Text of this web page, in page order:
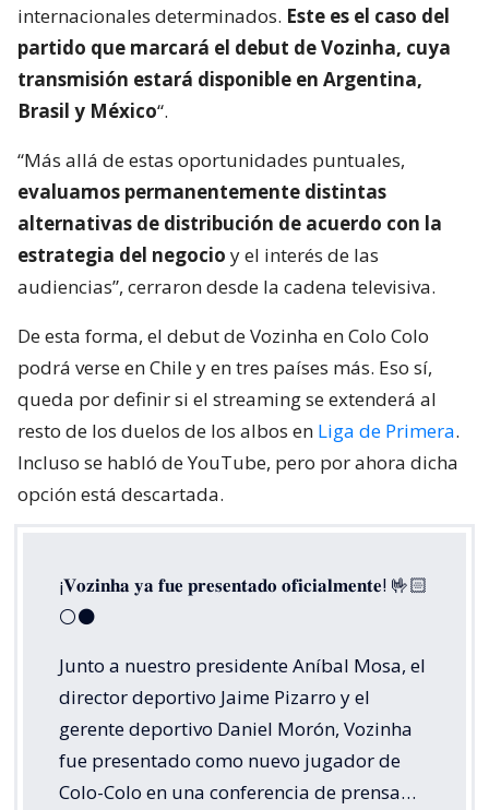
internacionales determinados. Este es el caso del
partido que marcará el debut de Vozinha, cuya
transmisión estará disponible en Argentina,
Brasil y México“.
“Más allá de estas oportunidades puntuales,
evaluamos permanentemente distintas
alternativas de distribución de acuerdo con la
estrategia del negocio y el interés de las
audiencias”, cerraron desde la cadena televisiva.
De esta forma, el debut de Vozinha en Colo Colo
podrá verse en Chile y en tres países más. Eso sí,
queda por definir si el streaming se extenderá al
resto de los duelos de los albos en Liga de Primera.
Incluso se habló de YouTube, pero por ahora dicha
opción está descartada.
¡𝐕𝐨𝐳𝐢𝐧𝐡𝐚 𝐲𝐚 𝐟𝐮𝐞 𝐩𝐫𝐞𝐬𝐞𝐧𝐭𝐚𝐝𝐨 𝐨𝐟𝐢𝐜𝐢𝐚𝐥𝐦𝐞𝐧𝐭𝐞! 🤟🏻
⚪️⚫️
Junto a nuestro presidente Aníbal Mosa, el
director deportivo Jaime Pizarro y el
gerente deportivo Daniel Morón, Vozinha
fue presentado como nuevo jugador de
Colo-Colo en una conferencia de prensa…